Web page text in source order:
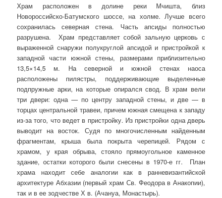
Храм расположен в долине реки Мчишта, близ
Новороссийско-Батумского шоссе, на холме. Лучше всего
сохранилась северная стена. Часть апсиды полностью
разрушена. Храм представляет собой зальную церковь с
выраженной снаружи полукруглой апсидой и пристройкой к
западной части южной стены, размерами приблизительно
13,5×14,5 м. На северной и южной стенах наоса
расположены пилястры, поддерживающие выделенные
подпружные арки, на которые опирался свод. В храм вели
три двери: одна — по центру западной стены, и две — в
торцах центральной травеи, причем южная смещена к западу
из-за того, что ведет в пристройку. Из пристройки одна дверь
выводит на восток. Судя по многочисленным найденным
фрагментам, крыша была покрыта черепицей. Рядом с
храмом, у края обрыва, стояло прямоугольное каменное
здание, остатки которого были снесены в 1970-е гг. План
храма находит себе аналогии как в ранневизантийской
архитектуре Абхазии (первый храм Св. Феодора в Анакопии),
так и в ее зодчестве Х в. (Ачануа, Монастырь).